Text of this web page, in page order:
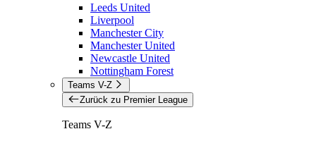
Leeds United
Liverpool
Manchester City
Manchester United
Newcastle United
Nottingham Forest
Teams V-Z
Zurück zu Premier League
Teams V-Z